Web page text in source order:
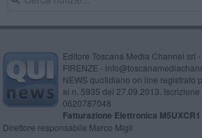
Editore Toscana Media Channel srl
FIRENZE -
NEWS quotidiano on line registrato
al n. 5935 del 27.09.2013. Iscrizione
0620787048
Fatturazione Elettronica M5UXCR1
Direttore responsabile Marco Migli